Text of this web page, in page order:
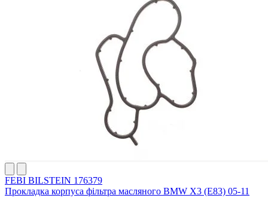
FEBI BILSTEIN 176379
Прокладка корпуса фільтра масляного BMW X3 (E83) 05-11